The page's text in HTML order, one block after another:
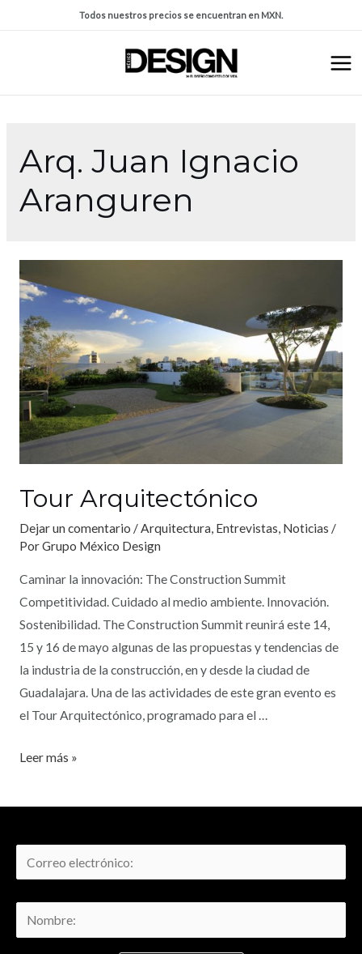
Todos nuestros precios se encuentran en MXN.
Arq. Juan Ignacio
Aranguren
Tour Arquitectónico
Dejar un comentario /Arquitectura, Entrevistas, Noticias /
PorGrupo México Design
Caminar la innovación: The Construction Summit
Competitividad. Cuidado al medio ambiente. Innovación.
Sostenibilidad. The Construction Summit reunirá este 14,
15 y 16 de mayo algunas de las propuestas y tendencias de
la industria de la construcción, en y desde la ciudad de
Guadalajara. Una de las actividades de este gran evento es
el Tour Arquitectónico, programado para el …
Leer más »